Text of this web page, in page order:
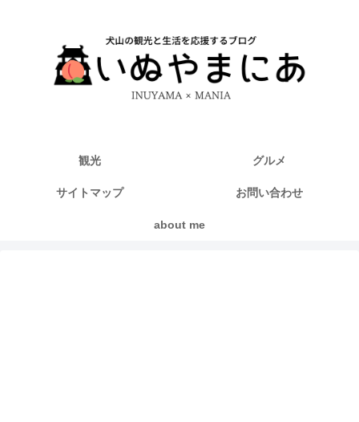
観光 グルメ
サイトマップ お問い合わせ
about me